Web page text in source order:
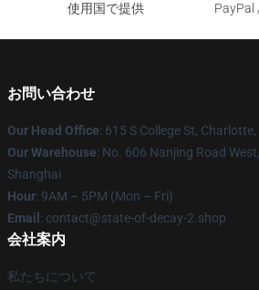
使用国で提供
PayPal
お問い合わせ
Our Head Office: 615 S College St,
Our Warehouse: No. 606 Nanjing Road
Shanghai
Hour: 9AM – 5PM (Mon – Fri)
Email : contact@state-of-decay-2.shop
会社案内
私たちについて